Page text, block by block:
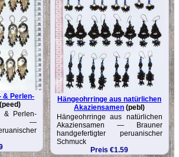
& Perlen-
& Perlen-
—
Hängeohrringe aus natürlichen
Akaziensamen (pebl)
Hängeohrringe aus natürlichen
Akaziensamen — Brauner
handgefertigter peruanischer
Schmuck
Preis €1.59